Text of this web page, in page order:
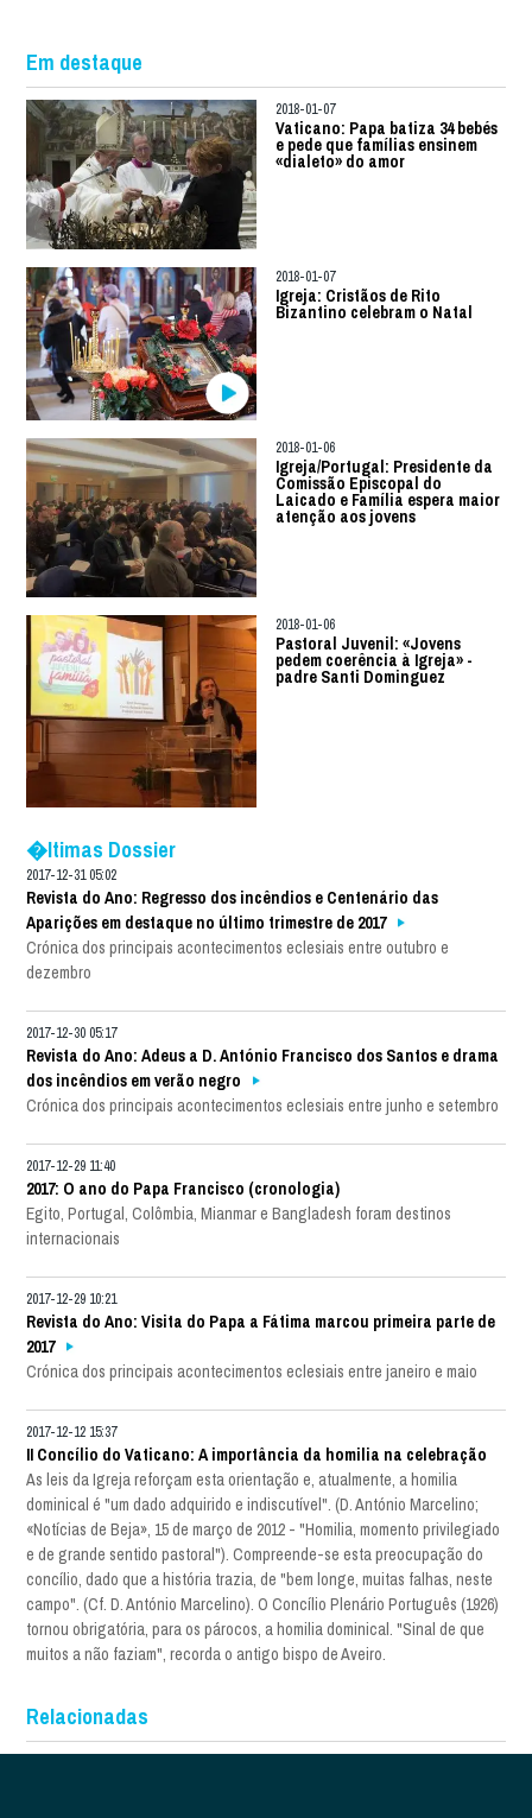
Em destaque
2018-01-07
Vaticano: Papa batiza 34 bebés
e pede que famílias ensinem
«dialeto» do amor
2018-01-07
Igreja: Cristãos de Rito
Bizantino celebram o Natal
2018-01-06
Igreja/Portugal: Presidente da
Comissão Episcopal do
Laicado e Família espera maior
atenção aos jovens
2018-01-06
Pastoral Juvenil: «Jovens
pedem coerência à Igreja» -
padre Santi Dominguez
�ltimas Dossier
2017-12-31 05:02
Revista do Ano: Regresso dos incêndios e Centenário das
Aparições em destaque no último trimestre de 2017
Crónica dos principais acontecimentos eclesiais entre outubro e
dezembro
2017-12-30 05:17
Revista do Ano: Adeus a D. António Francisco dos Santos e drama
dos incêndios em verão negro
Crónica dos principais acontecimentos eclesiais entre junho e setembro
2017-12-29 11:40
2017: O ano do Papa Francisco (cronologia)
Egito, Portugal, Colômbia, Mianmar e Bangladesh foram destinos
internacionais
2017-12-29 10:21
Revista do Ano: Visita do Papa a Fátima marcou primeira parte de
2017
Crónica dos principais acontecimentos eclesiais entre janeiro e maio
2017-12-12 15:37
II Concílio do Vaticano: A importância da homilia na celebração
As leis da Igreja reforçam esta orientação e, atualmente, a homilia
dominical é "um dado adquirido e indiscutível". (D. António Marcelino;
«Notícias de Beja», 15 de março de 2012 - "Homilia, momento privilegiado
e de grande sentido pastoral"). Compreende-se esta preocupação do
concílio, dado que a história trazia, de "bem longe, muitas falhas, neste
campo". (Cf. D. António Marcelino). O Concílio Plenário Português (1926)
tornou obrigatória, para os párocos, a homilia dominical. "Sinal de que
muitos a não faziam", recorda o antigo bispo de Aveiro.
Relacionadas